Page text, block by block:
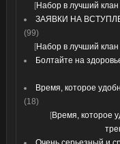
[Набор в лучший
ЗАЯВКИ НА
(99)
[Набор в лучший
Болтайте на
Время, которое
(18)
[Время, которое